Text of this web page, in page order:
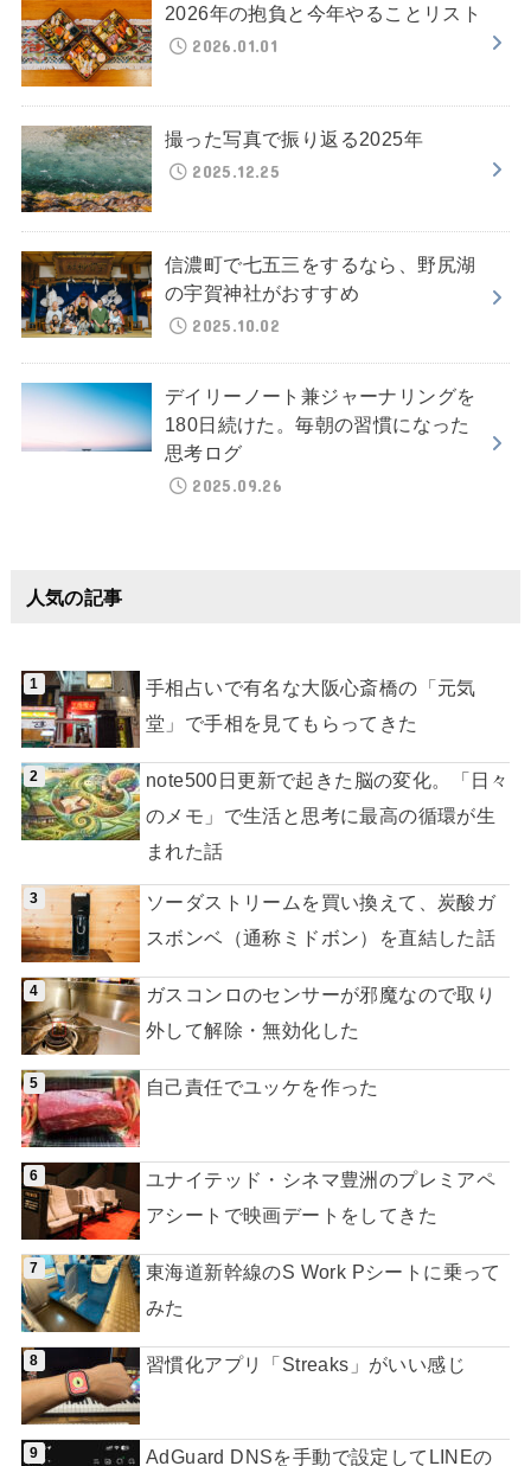
2026年の抱負と今年やることリスト
2026.01.01
撮った写真で振り返る2025年
2025.12.25
信濃町で七五三をするなら、野尻湖
の宇賀神社がおすすめ
2025.10.02
デイリーノート兼ジャーナリングを
180日続けた。毎朝の習慣になった
思考ログ
2025.09.26
人気の記事
手相占いで有名な大阪心斎橋の「元気
堂」で手相を見てもらってきた
note500日更新で起きた脳の変化。「日々
のメモ」で生活と思考に最高の循環が生
まれた話
ソーダストリームを買い換えて、炭酸ガ
スボンベ（通称ミドボン）を直結した話
ガスコンロのセンサーが邪魔なので取り
外して解除・無効化した
自己責任でユッケを作った
ユナイテッド・シネマ豊洲のプレミアペ
アシートで映画デートをしてきた
東海道新幹線のS Work Pシートに乗って
みた
習慣化アプリ「Streaks」がいい感じ
AdGuard DNSを手動で設定してLINEの